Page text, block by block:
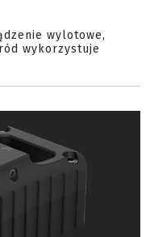
wylotowe,
wykorzystuje